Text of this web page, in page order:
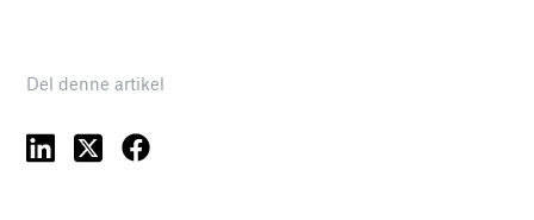
Del denne artikel